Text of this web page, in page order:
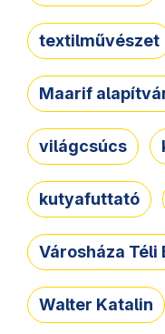
textilművészet
Maarif
világcsúcs
kutyafuttató
Városháza Téli
Walter Katalin